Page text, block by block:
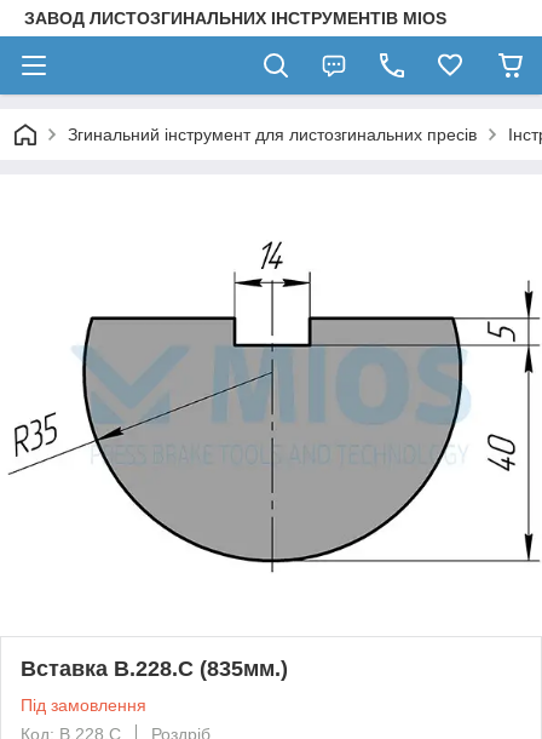
ЗАВОД ЛИСТОЗГИНАЛЬНИХ ІНСТРУМЕНТІВ MIOS
Згинальний інструмент для листозгинальних пресів
Вставка B.228.C (835мм.)
Під замовлення
Код: B.228.C
Роздріб